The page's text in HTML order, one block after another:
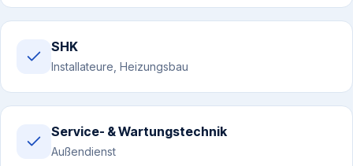
SHK
Installateure, Heizungsbau
Service- & Wartungstechnik
Außendienst